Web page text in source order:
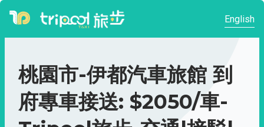
English
桃園市-伊都汽車旅館 到
府專車接送: $2050/車-